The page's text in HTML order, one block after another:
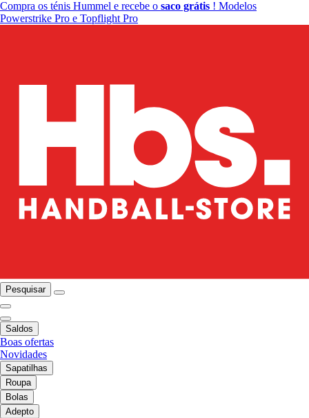
Compra os ténis Hummel e recebe o saco grátis ! Modelos
Powerstrike Pro e Topflight Pro
Pesquisar
Saldos
Boas ofertas
Novidades
Sapatilhas
Roupa
Bolas
Adepto